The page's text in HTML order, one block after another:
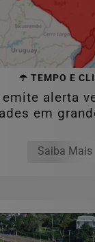
☂️ TEMPO E
emite alerta
em
Saiba Mais